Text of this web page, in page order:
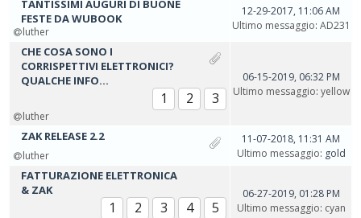
TANTISSIMI AUGURI DI BUONE
FESTE DA WUBOOK
luther
12-29-2017, 11:06 AM
Ultimo messaggio: AD231
CHE COSA SONO I
CORRISPETTIVI ELETTRONICI?
QUALCHE INFO...
1 2 3
luther
06-15-2019, 06:32 PM
Ultimo messaggio: yellow
ZAK RELEASE 2.2
luther
11-07-2018, 11:31 AM
Ultimo messaggio: gold
FATTURAZIONE ELETTRONICA
& ZAK
1 2 3 4 5
06-27-2019, 01:28 PM
Ultimo messaggio: cyan